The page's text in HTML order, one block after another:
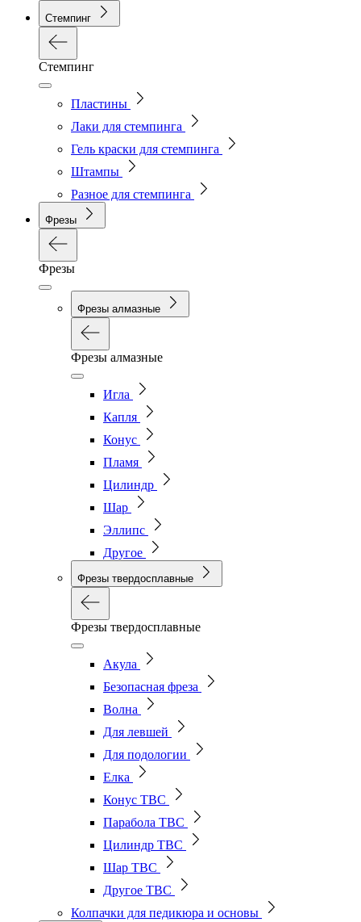
Стемпинг
Стемпинг
Пластины
Лаки для стемпинга
Гель краски для стемпинга
Штампы
Разное для стемпинга
Фрезы
Фрезы
Фрезы алмазные
Фрезы алмазные
Игла
Капля
Конус
Пламя
Цилиндр
Шар
Эллипс
Другое
Фрезы твердосплавные
Фрезы твердосплавные
Акула
Безопасная фреза
Волна
Для левшей
Для подологии
Елка
Конус ТВС
Парабола ТВС
Цилиндр ТВС
Шар ТВС
Другое ТВС
Колпачки для педикюра и основы